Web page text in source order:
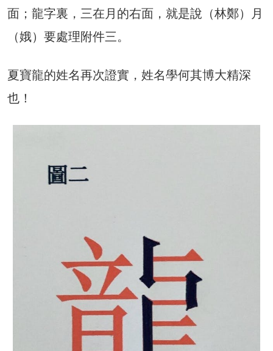
面；龍字裏，三在月的右面，就是說（林鄭）月
（娥）要處理附件三。
夏寶龍的姓名再次證實，姓名學何其博大精深
也！